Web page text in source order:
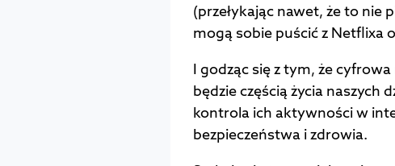
(przełykając nawet, że to nie
mogą sobie puścić z Netflixa
I godząc się z tym, że
będzie częścią życia naszych
kontrola ich aktywności w
bezpieczeństwa i zdrowia.